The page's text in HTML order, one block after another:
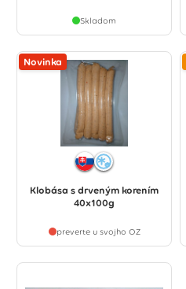
Skladom
Novinka
Klobása s drveným korením
40x100g
preverte u svojho OZ